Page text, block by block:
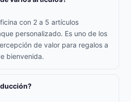
con 2 a 5 artículos
personalizado. Es uno de los
de valor para regalos a
bienvenida.